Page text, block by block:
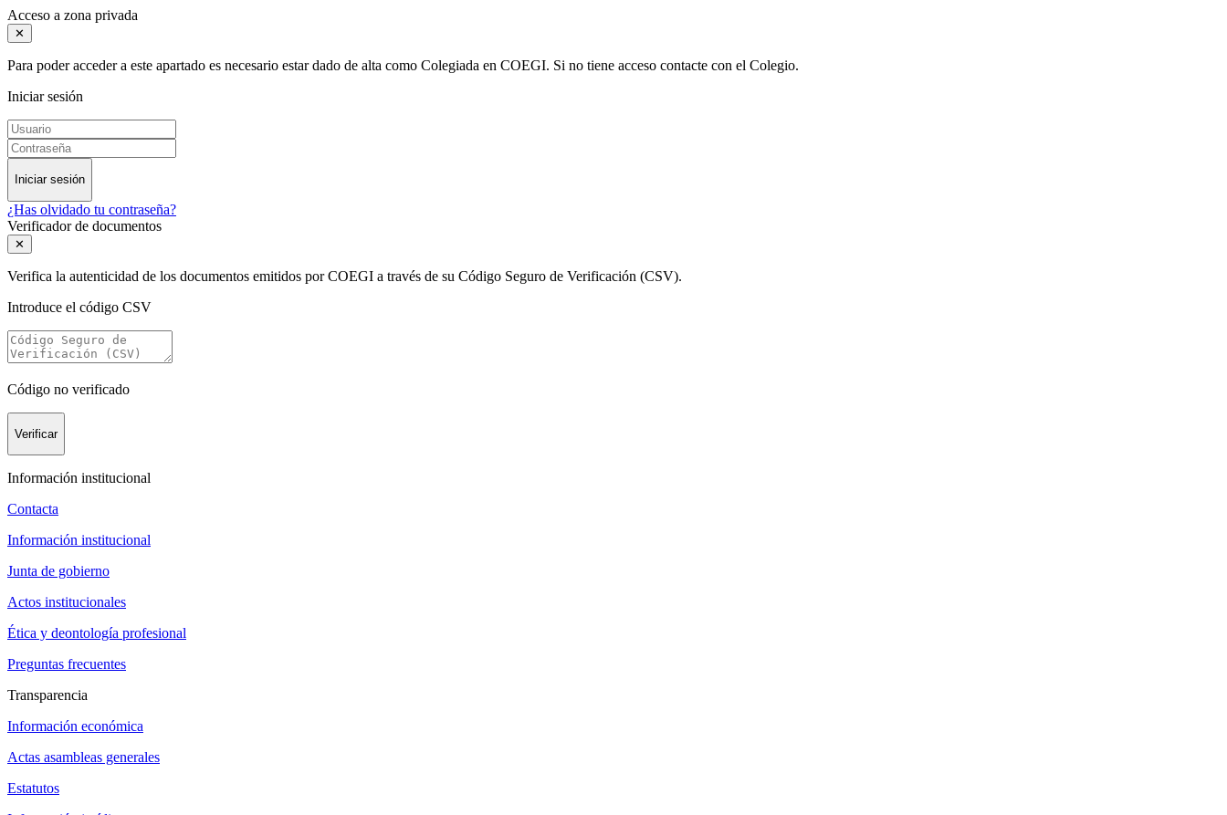
Acceso a zona privada
✕
Para poder acceder a este apartado es necesario estar dado de alta como Colegiada en COEGI. Si no tiene acceso contacte con el Colegio.
Iniciar sesión
Iniciar sesión
¿Has olvidado tu contraseña?
Verificador de documentos
✕
Verifica la autenticidad de los documentos emitidos por COEGI a través de su Código Seguro de Verificación (CSV).
Introduce el código CSV
Código no verificado
Verificar
Información institucional
Contacta
Información institucional
Junta de gobierno
Actos institucionales
Ética y deontología profesional
Preguntas frecuentes
Transparencia
Información económica
Actas asambleas generales
Estatutos